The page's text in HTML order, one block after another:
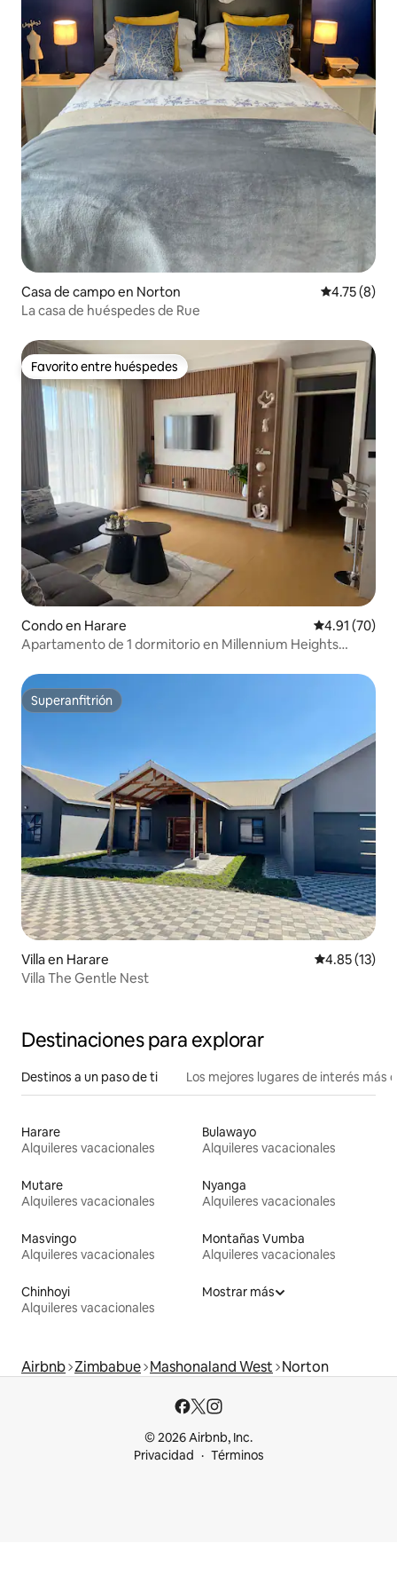
Casa de campo en Norton Calificación
4.75 (8)
La casa de huéspedes de Rue
Favorito entre huéspedes
Favorito entre huéspedes
Condo en Harare Calificación
4.91 (70)
Apartamento de 1 dormitorio en Millennium Heights
Superanfitrión
Superanfitrión
Villa en Harare Calificación
4.85 (13)
Villa The Gentle Nest
Destinaciones para explorar
Destinos a un paso de ti Los mejores lugares de interés más
Harare
Alquileres vacacionales
Bulawayo
Alquileres vacacionales
Mutare
Alquileres vacacionales
Nyanga
Alquileres vacacionales
Masvingo
Alquileres vacacionales
Montañas Vumba
Alquileres vacacionales
Chinhoyi
Alquileres vacacionales
Mostrar más
Airbnb Zimbabue Mashonaland West Norton
© 2026 Airbnb, Inc.
Privacidad
Términos